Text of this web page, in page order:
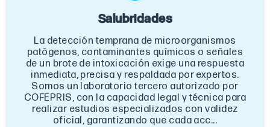
Salubridades
La detección temprana de microorganismos
patógenos, contaminantes químicos o señales
de un brote de intoxicación exige una respuesta
inmediata, precisa y respaldada por expertos.
Somos un laboratorio tercero autorizado por
COFEPRIS, con la capacidad legal y técnica para
realizar estudios especializados con validez
oficial, garantizando que cada acc...